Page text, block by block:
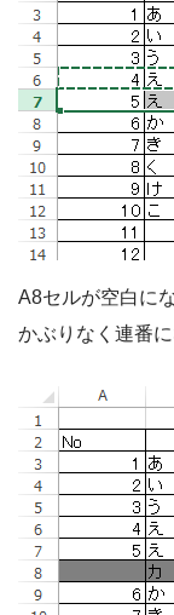
A8セルが空白に
かぶりなく連番に